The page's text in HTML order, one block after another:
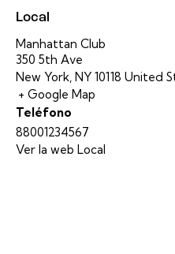
Local
Manhattan Club
350 5th Ave
New York, NY 10118 United
+ Google Map
Teléfono
88001234567
Ver la web Local